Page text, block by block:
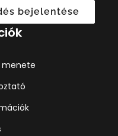
bejelentése
menete